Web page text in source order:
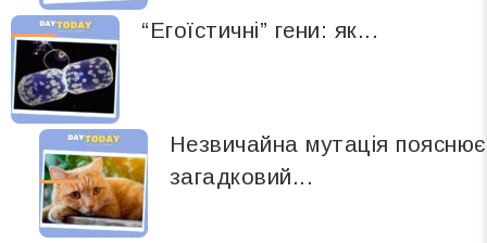
“Егоїстичні” гени: як...
Незвичайна мутація пояснює
загадковий...